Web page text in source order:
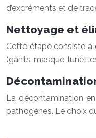
d’excréments et de
Nettoyage et
Cette étape consiste à
(gants, masque,
La décontamination
pathogènes. Le choix